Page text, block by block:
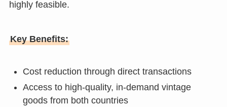
highly feasible.
Key Benefits:
Cost reduction through direct transactions
Access to high-quality, in-demand vintage
goods from both countries